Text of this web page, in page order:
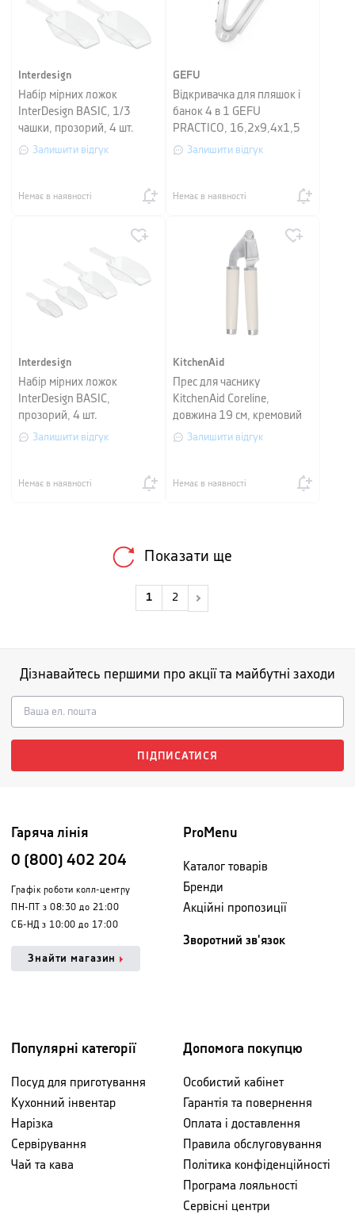
Interdesign
Набір мірних ложок
InterDesign BASIC, 1/3
чашки, прозорий, 4 шт.
Залишити відгук
Немає в наявності
GEFU
Відкривачка для пляшок і
банок 4 в 1 GEFU
PRACTICO, 16,2х9,4х1,5
см, сріблястий
Залишити відгук
Немає в наявності
Interdesign
Набір мірних ложок
InterDesign BASIC,
прозорий, 4 шт.
Залишити відгук
Немає в наявності
KitchenAid
Прес для часнику
KitchenAid Coreline,
довжина 19 см, кремовий
Залишити відгук
Немає в наявності
Показати ще
1 2
Дізнавайтесь першими про акції та майбутні заходи
ПІДПИСАТИСЯ
Гаряча лінія
0 (800) 402 204
Графік роботи колл-центру
ПН-ПТ з 08:30 до 21:00
СБ-НД з 10:00 до 17:00
Знайти магазин
ProMenu
Каталог товарів
Бренди
Акційні пропозиції
Зворотний зв'язок
Популярні категорії
Посуд для приготування
Кухонний інвентар
Нарізка
Сервірування
Чай та кава
Допомога покупцю
Особистий кабінет
Гарантія та повернення
Оплата і доставлення
Правила обслуговування
Політика конфіденційності
Програма лояльності
Сервісні центри